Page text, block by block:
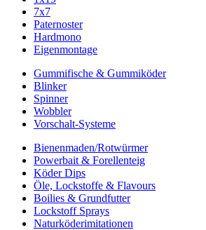
7x7
Paternoster
Hardmono
Eigenmontage
Gummifische & Gummiköder
Blinker
Spinner
Wobbler
Vorschalt-Systeme
Bienenmaden/Rotwürmer
Powerbait & Forellenteig
Köder Dips
Öle, Lockstoffe & Flavours
Boilies & Grundfutter
Lockstoff Sprays
Naturköderimitationen